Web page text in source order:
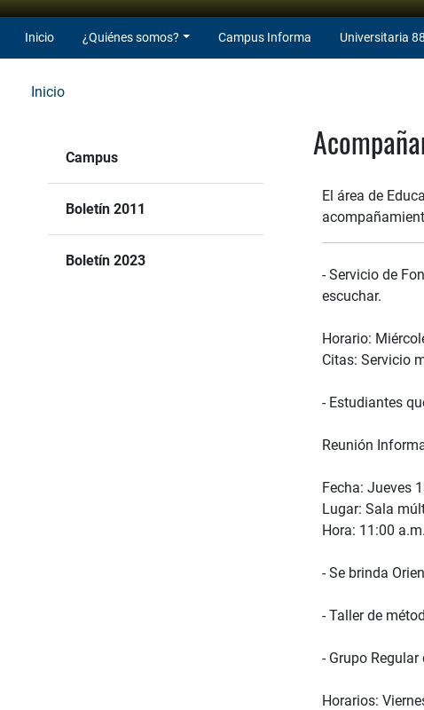
Inicio ¿Quiénes somos? Campus Informa Universitaria
Inicio
Campus
Boletín 2011
Boletín 2023
El área de
- Servicio de
escuchar.
Horario:
Citas: Servicio
- Estudiantes
Reunión
Fecha: Jueves
Lugar: Sala
Hora: 11:00
- Se brinda
- Taller de
- Grupo
Horarios: